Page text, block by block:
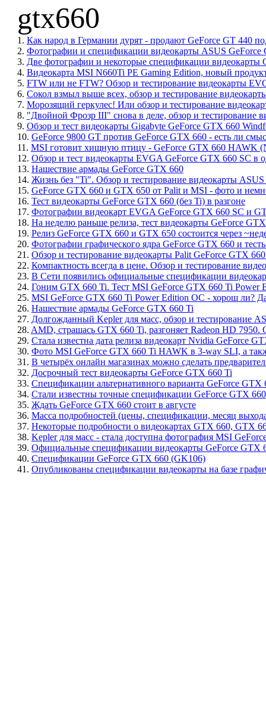
gtx660
1. Как народ в Германии дурят - продают GeForce GT 440
2. Фотографии и спецификации видеокарты ASUS GeForce
3. Две фотографии и некоторые спецификации видеокарты
4. Видеокарта MSI N660Ti PE Gaming Edition, новый
5. FTW или не FTW? Обзор и тестирование видеокарты
6. Сокол взмыл выше всех, обзор и тестирование
7. Морозящий геркулес! Или обзор и тестирование
8. "Двойной Фрозр III" снова в деле, обзор и тестирование
9. Обзор и тест видеокарты Gigabyte GeForce GTX 660
10. GeForce 9800 GT против GeForce GTX 660 - есть ли
11. MSI готовит хищную птицу - GeForce GTX 660 HAWK
12. Обзор и тест видеокарты EVGA GeForce GTX 660 SC
13. Нашествие армады GeForce GTX 660
14. Жизнь без "Ti". Обзор и тестирование видеокарты
15. GeForce GTX 660 и GTX 650 от Palit и MSI - фото и
16. Тест видеокарты GeForce GTX 660 (без Ti) в разгоне
17. Фотографии видеокарт EVGA GeForce GTX 660 SC и
18. На неделю раньше релиза, тест видеокарты GeForce
19. Релиз GeForce GTX 660 и GTX 650 состоится через
20. Фотографии графического ядра GeForce GTX 660 и
21. Обзор и тестирование видеокарты Palit GeForce GTX 660
22. Компактность всегда в цене. Обзор и тестирование
23. В Сети появились официальные спецификации
24. Гоним GTX 660 Ti. Тест MSI GeForce GTX 660 Ti Power
25. MSI GeForce GTX 660 Ti Power Edition OC - хорош ли?
26. Нашествие армады GeForce GTX 660 Ti
27. Долгожданный Kepler для масс, обзор и тестирование
28. AMD, страшась GTX 660 Ti, разгоняет Radeon HD 7950.
29. Стала известна дата релиза видеокарт Nvidia GeForce
30. Фото MSI GeForce GTX 660 Ti HAWK в 3-way SLI, а
31. В четырёх онлайн магазинах можно сделать
32. Досрочный тест видеокарты GeForce GTX 660 Ti
33. Спецификации альтернативного варианта GeForce GTX
34. Стали известны точные спецификации GeForce GTX 660
35. Ждать GeForce GTX 660 стоит в августе
36. Масса подробностей (цены, спецификации, месяц
37. Некоторые подробности о видеокартах GTX 660, GTX
38. Kepler для масс - стала доступна фотография MSI
39. Официальные спецификации видеокарты GeForce
40. Спецификации GeForce GTX 660 (GK106)
41. Опубликованы спецификации видеокарты на базе